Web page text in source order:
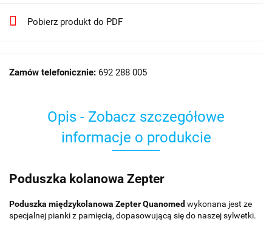
Pobierz produkt do PDF
Zamów telefonicznie: 692 288 005
Opis - Zobacz szczegółowe
informacje o produkcie
Poduszka kolanowa Zepter
Poduszka międzykolanowa Zepter Quanomed wykonana jest ze
specjalnej pianki z pamięcią, dopasowującą się do naszej sylwetki.